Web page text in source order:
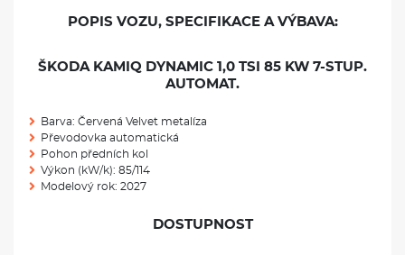
POPIS VOZU, SPECIFIKACE A VÝBAVA:
ŠKODA KAMIQ DYNAMIC 1,0 TSI 85 KW 7-STUP.
AUTOMAT.
Barva: Červená Velvet metalíza
Převodovka automatická
Pohon předních kol
Výkon (kW/k): 85/114
Modelový rok: 2027
DOSTUPNOST